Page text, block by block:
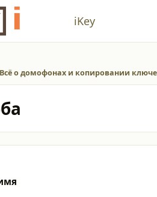
iKey
Всё о домофонах и копировании